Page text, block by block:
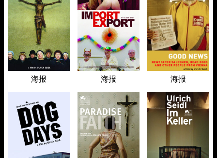
海报 海报 海报